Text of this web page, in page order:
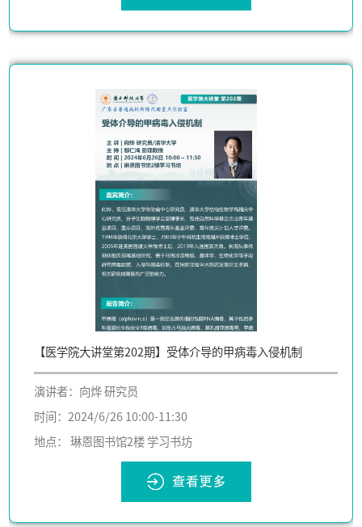
【医学院大讲堂第202期】受体介导的甲病毒入侵机制
演讲者：向烨 研究员
时间：2024/6/26 10:00-11:30
地点： 琳恩图书馆2楼 学习书坊